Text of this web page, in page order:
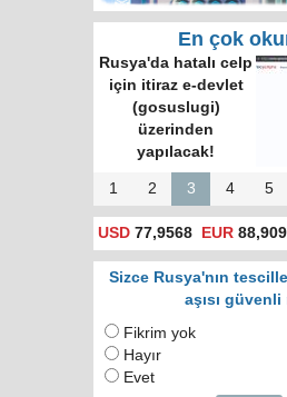
En çok
Rusya'da hatalı celp
için itiraz e-devlet
(gosuslugi)
üzerinden
yapılacak!
1 2 3 4 5
USD 77,9568 EUR
Sizce Rusya'nın
aşısı güvenli
Fikrim yok
Hayır
Evet